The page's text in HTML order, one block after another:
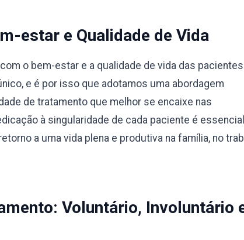
estar e Qualidade de Vida
o bem-estar e a qualidade de vida das
e é por isso que adotamos uma abordagem
de tratamento que melhor se encaixe nas
à singularidade de cada paciente é
a uma vida plena e produtiva na família, no
Voluntário, Involuntário